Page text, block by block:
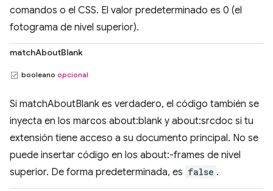
comandos o el CSS. El valor predeterminado es 0 (el
fotograma de nivel superior).
matchAboutBlank
booleano opcional
Si matchAboutBlank es verdadero, el código también se
inyecta en los marcos about:blank y about:srcdoc si tu
extensión tiene acceso a su documento principal. No se
puede insertar código en los about:-frames de nivel
superior. De forma predeterminada, es false .